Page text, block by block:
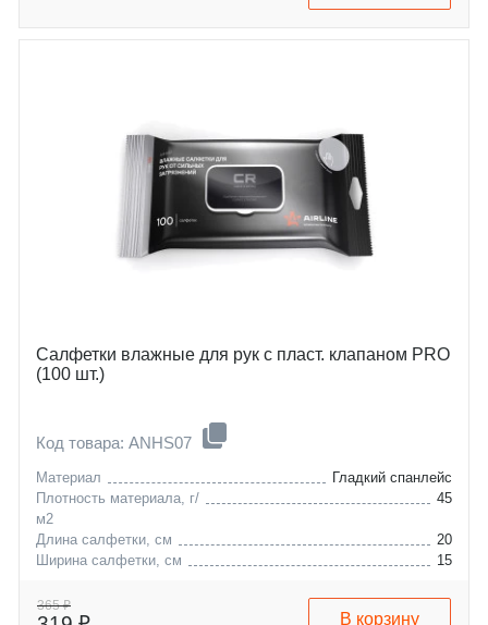
Салфетки влажные для рук с пласт. клапаном PRO
(100 шт.)
Код товара: ANHS07
Материал
Гладкий спанлейс
Плотность материала, г/
м2
45
Длина салфетки, см
20
Ширина салфетки, см
15
365 ₽
В корзину